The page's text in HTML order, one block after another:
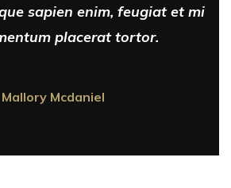
sapien enim, feugiat et mi
placerat tortor.
Mallory Mcdaniel